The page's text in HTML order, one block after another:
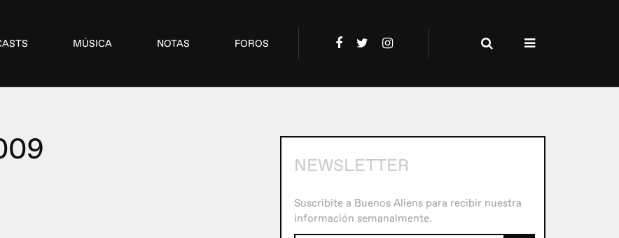
MÚSICA NOTAS FOROS
NEWSLETTER
Suscribite a Buenos Aliens para recibir nuestra
información semanalmente.